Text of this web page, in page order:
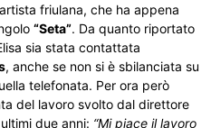
friulana, che ha appena
“Seta”. Da quanto riportato
sia stata contattata
, anche se non si è sbilanciata su
telefonata. Per ora però
del lavoro svolto dal direttore
due anni: “Mi piace il lavoro